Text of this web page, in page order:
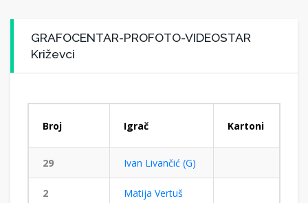
GRAFOCENTAR-PROFOTO-VIDEOSTAR
Križevci
Broj Igrač Kartoni
29 Ivan Livančić (G)
2 Matija Vertuš